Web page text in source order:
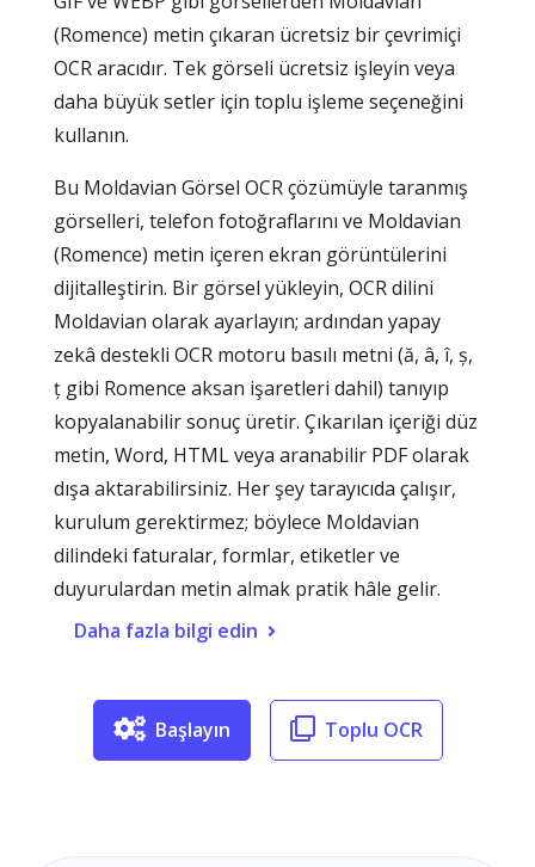
(Romence) metin çıkaran ücretsiz bir çevrimiçi
OCR aracıdır. Tek görseli ücretsiz işleyin veya
daha büyük setler için toplu işleme seçeneğini
kullanın.
Bu Moldavian Görsel OCR çözümüyle taranmış
görselleri, telefon fotoğraflarını ve Moldavian
(Romence) metin içeren ekran görüntülerini
dijitalleştirin. Bir görsel yükleyin, OCR dilini
Moldavian olarak ayarlayın; ardından yapay
zekâ destekli OCR motoru basılı metni (ă, â, î, ș,
ț gibi Romence aksan işaretleri dahil) tanıyıp
kopyalanabilir sonuç üretir. Çıkarılan içeriği düz
metin, Word, HTML veya aranabilir PDF olarak
dışa aktarabilirsiniz. Her şey tarayıcıda çalışır,
kurulum gerektirmez; böylece Moldavian
dilindeki faturalar, formlar, etiketler ve
duyurulardan metin almak pratik hâle gelir.
Daha fazla bilgi edin
Başlayın Toplu OCR